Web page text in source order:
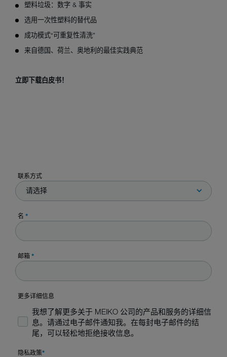
塑料垃圾：数字 & 事实
选用一次性塑料的替代品
成功模式“可重复性清洗”
来自德国、荷兰、奥地利的最佳实践典范
立即下载白皮书！
联系方式
请选择
名 *
邮箱*
更多详细信息
我想了解更多关于 MEIKO 公司的产品和服务的详细信
息。请通过电子邮件通知我。在每封电子邮件的结
尾，可以轻松地拒绝接收信息。
隐私政策*